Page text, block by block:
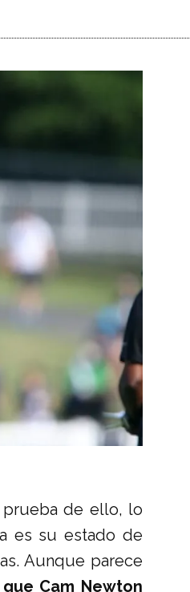
prueba de ello, lo
es su estado de
Aunque parece
Cam Newton